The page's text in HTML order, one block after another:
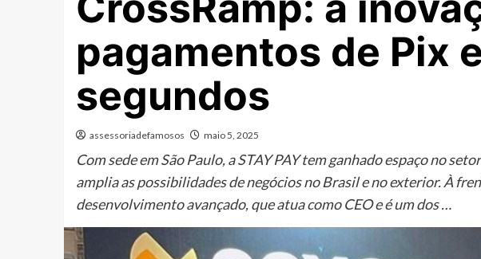
pagamentos de Pix
segundos
assessoriadefamosos maio 5, 2025
Com sede em São Paulo, a STAY PAY tem ganhado espaço no
amplia as possibilidades de negócios no Brasil e no exterior. À
desenvolvimento avançado, que atua como CEO e é um dos …